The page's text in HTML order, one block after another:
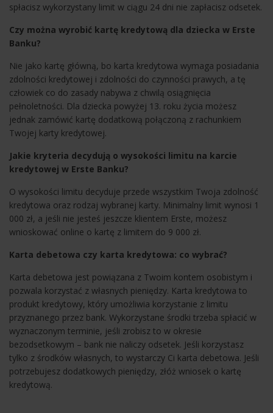
spłacisz wykorzystany limit w ciągu 24 dni nie zapłacisz odsetek.
Czy można wyrobić kartę kredytową dla dziecka w Erste
Banku?
Nie jako kartę główną, bo karta kredytowa wymaga posiadania
zdolności kredytowej i zdolności do czynności prawych, a tę
człowiek co do zasady nabywa z chwilą osiągnięcia
pełnoletności. Dla dziecka powyżej 13. roku życia możesz
jednak zamówić kartę dodatkową połączoną z rachunkiem
Twojej karty kredytowej.
Jakie kryteria decydują o wysokości limitu na karcie
kredytowej w Erste Banku?
O wysokości limitu decyduje przede wszystkim Twoja zdolność
kredytowa oraz rodzaj wybranej karty. Minimalny limit wynosi 1
000 zł, a jeśli nie jesteś jeszcze klientem Erste, możesz
wnioskować online o kartę z limitem do 9 000 zł.
Karta debetowa czy karta kredytowa: co wybrać?
Karta debetowa jest powiązana z Twoim kontem osobistym i
pozwala korzystać z własnych pieniędzy. Karta kredytowa to
produkt kredytowy, który umożliwia korzystanie z limitu
przyznanego przez bank. Wykorzystane środki trzeba spłacić w
wyznaczonym terminie, jeśli zrobisz to w okresie
bezodsetkowym – bank nie naliczy odsetek. Jeśli korzystasz
tylko z środków własnych, to wystarczy Ci karta debetowa. Jeśli
potrzebujesz dodatkowych pieniędzy, złóż wniosek o kartę
kredytową.